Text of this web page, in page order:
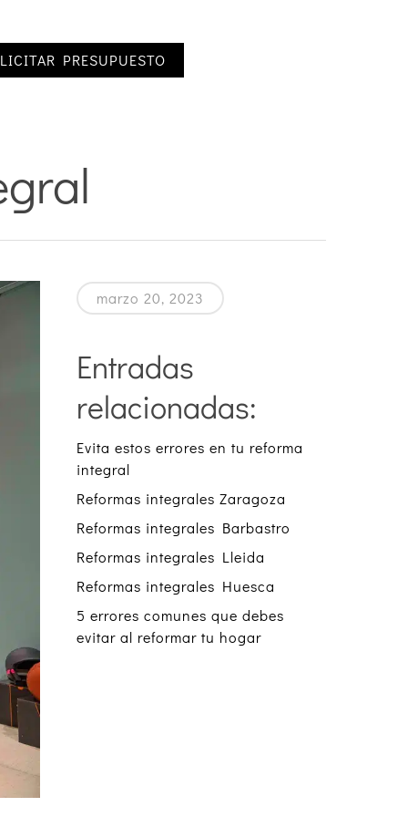
PRESUPUESTO
marzo 20, 2023
Entradas
relacionadas:
Evita estos errores en tu reforma
integral
Reformas integrales Zaragoza
Reformas integrales Barbastro
Reformas integrales Lleida
Reformas integrales Huesca
5 errores comunes que debes
evitar al reformar tu hogar